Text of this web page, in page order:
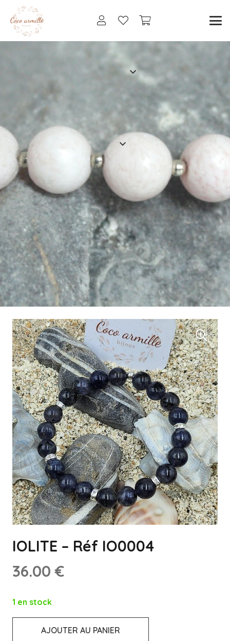
IOLITE – Réf IO0004
36.00€
1 en stock
AJOUTER AU PANIER